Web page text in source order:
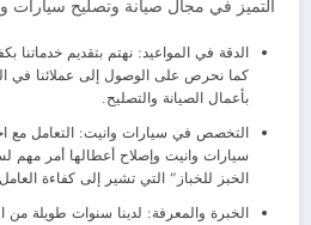
التميز في مجال صيانة وتصليح سيارات
الدقة في المواعيد: نهتم بتقديم خدماتنا
كما نحرص على الوصول إلى عملائنا في
بأعمال الصيانة والتصليح.
التخصص في سيارات وانيت: التعامل مع
سيارات وانيت وإصلاح أعطالها أمر مهم
الخبز للخباز” التي تشير إلى كفاءة
الخبرة والمعرفة: لدينا سنوات طويلة من